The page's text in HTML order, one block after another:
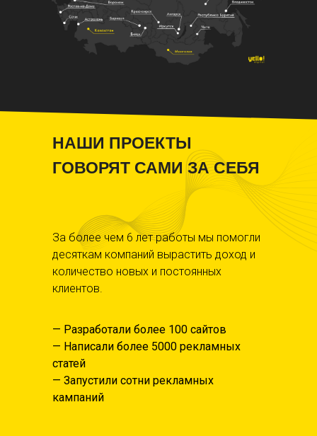
НАШИ ПРОЕКТЫ
ГОВОРЯТ САМИ ЗА СЕБЯ
За более чем 6 лет работы мы помогли
десяткам компаний вырастить доход и
количество новых и постоянных
клиентов.
— Разработали более 100 сайтов
— Написали более 5000 рекламных
статей
— Запустили сотни рекламных
кампаний